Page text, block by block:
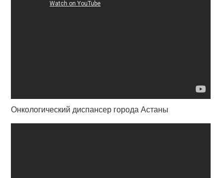
Онкологический диспансер города Астаны